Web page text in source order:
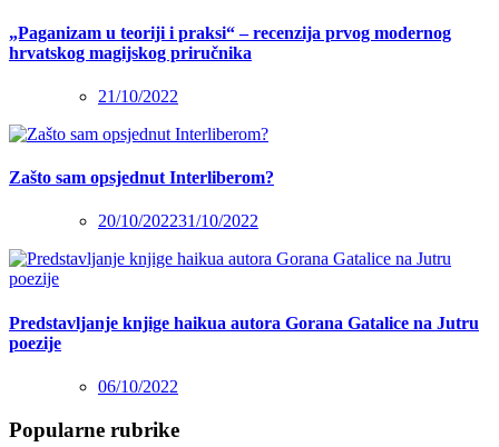
„Paganizam u teoriji i praksi“ – recenzija prvog modernog
hrvatskog magijskog priručnika
21/10/2022
Zašto sam opsjednut Interliberom?
20/10/202231/10/2022
Predstavljanje knjige haikua autora Gorana Gatalice na Jutru
poezije
06/10/2022
Popularne rubrike